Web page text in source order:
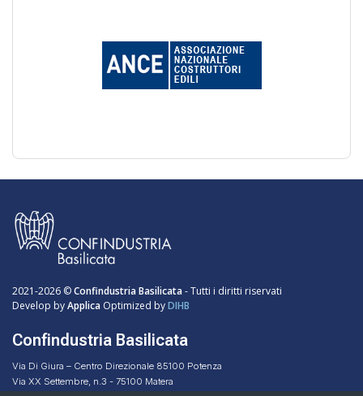
2021-2026 ©Confindustria Basilicata- Tutti i diritti riservati
Develop byApplica Optimized byDIHB
Confindustria Basilicata
Via Di Giura – Centro Direzionale 85100 Potenza
Via XX Settembre, n.3 - 75100 Matera